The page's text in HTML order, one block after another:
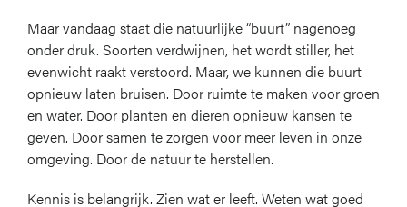
Maar vandaag staat die natuurlijke “buurt” nagenoeg
onder druk. Soorten verdwijnen, het wordt stiller, het
evenwicht raakt verstoord. Maar, we kunnen die buurt
opnieuw laten bruisen. Door ruimte te maken voor groen
en water. Door planten en dieren opnieuw kansen te
geven. Door samen te zorgen voor meer leven in onze
omgeving. Door de natuur te herstellen.
Kennis is belangrijk. Zien wat er leeft. Weten wat goed